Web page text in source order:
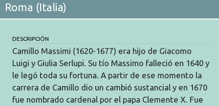
Roma (Italia)
DESCRIPCIÓN
Camillo Massimi (1620-1677) era hijo de Giacomo
Luigi y Giulia Serlupi. Su tío Massimo falleció en 1640 y
le legó toda su fortuna. A partir de ese momento la
carrera de Camillo dio un cambió sustancial y en 1670
fue nombrado cardenal por el papa Clemente X. Fue